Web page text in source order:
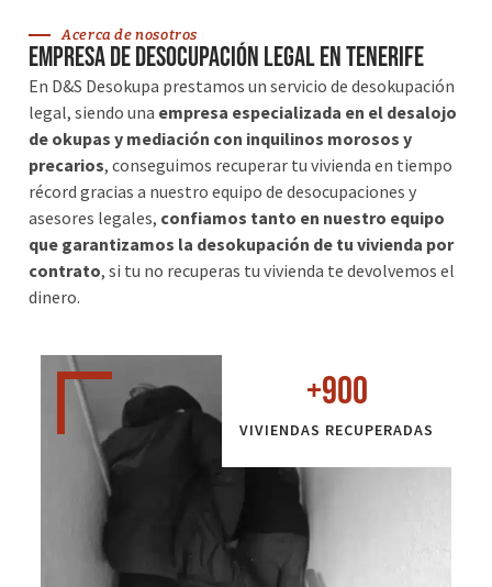
Acerca de nosotros
Empresa de desocupación legal en Tenerife
En D&S Desokupa prestamos un servicio de desokupación
legal, siendo una empresa especializada en el desalojo
de okupas y mediación con inquilinos morosos y
precarios, conseguimos recuperar tu vivienda en tiempo
récord gracias a nuestro equipo de desocupaciones y
asesores legales, confiamos tanto en nuestro equipo
que garantizamos la desokupación de tu vivienda por
contrato, si tu no recuperas tu vivienda te devolvemos el
dinero.
VIVIENDAS RECUPERADAS
+900